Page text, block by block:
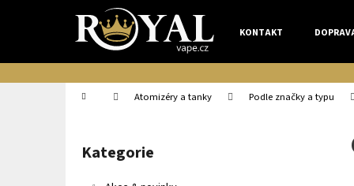
KONTAKT
Domů Atomizéry a tanky Podle značky a typu
Přeskočit
kategorie
Kategorie
í
k
Zpět
do
obchodu
Zpět
do
obchodu